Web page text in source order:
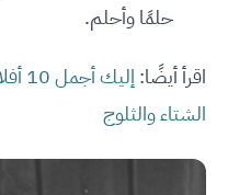
حلمًا وأحلم.
اقرأ أيضًا:
الشتاء والثلوج